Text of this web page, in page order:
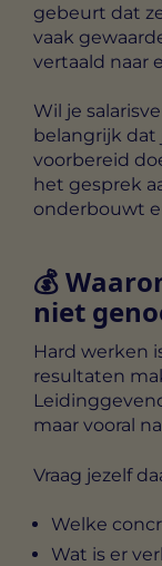
gebeurt dat
vaak
vertaald naar
Wil je
belangrijk dat
voorbereid
het gesprek
onderbouwt
💰
niet
Hard werken
resultaten
maar vooral
Vraag jezelf
Welke
Wat is er